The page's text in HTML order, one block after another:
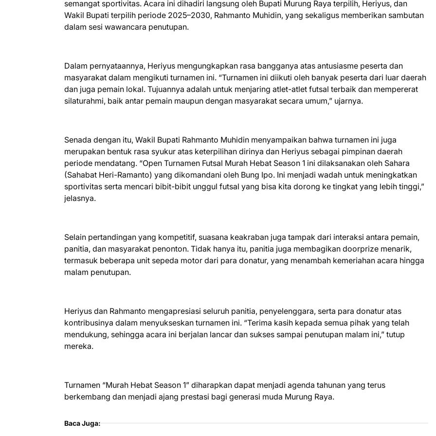
semangat sportivitas. Acara ini dihadiri langsung oleh Bupati Murung Raya terpilih, Heriyus, dan
Wakil Bupati terpilih periode 2025–2030, Rahmanto Muhidin, yang sekaligus memberikan sambutan
dalam sesi wawancara penutupan.
Dalam pernyataannya, Heriyus mengungkapkan rasa bangganya atas antusiasme peserta dan
masyarakat dalam mengikuti turnamen ini. “Turnamen ini diikuti oleh banyak peserta dari luar daerah
dan juga pemain lokal. Tujuannya adalah untuk menjaring atlet-atlet futsal terbaik dan mempererat
silaturahmi, baik antar pemain maupun dengan masyarakat secara umum,” ujarnya.
Senada dengan itu, Wakil Bupati Rahmanto Muhidin menyampaikan bahwa turnamen ini juga
merupakan bentuk rasa syukur atas keterpilihan dirinya dan Heriyus sebagai pimpinan daerah
periode mendatang. “Open Turnamen Futsal Murah Hebat Season 1 ini dilaksanakan oleh Sahara
(Sahabat Heri-Ramanto) yang dikomandani oleh Bung Ipo. Ini menjadi wadah untuk meningkatkan
sportivitas serta mencari bibit-bibit unggul futsal yang bisa kita dorong ke tingkat yang lebih tinggi,”
jelasnya.
Selain pertandingan yang kompetitif, suasana keakraban juga tampak dari interaksi antara pemain,
panitia, dan masyarakat penonton. Tidak hanya itu, panitia juga membagikan doorprize menarik,
termasuk beberapa unit sepeda motor dari para donatur, yang menambah kemeriahan acara hingga
malam penutupan.
Heriyus dan Rahmanto mengapresiasi seluruh panitia, penyelenggara, serta para donatur atas
kontribusinya dalam menyukseskan turnamen ini. “Terima kasih kepada semua pihak yang telah
mendukung, sehingga acara ini berjalan lancar dan sukses sampai penutupan malam ini,” tutup
mereka.
Turnamen “Murah Hebat Season 1” diharapkan dapat menjadi agenda tahunan yang terus
berkembang dan menjadi ajang prestasi bagi generasi muda Murung Raya.
Baca Juga: